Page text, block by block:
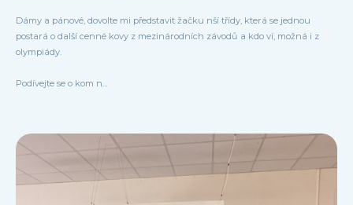
Dámy a pánové, dovolte mi představit žačku nší třídy, která se jednou
postará o další cenné kovy z mezinárodních závodů a kdo ví, možná i z
olympiády.
Podívejte se o kom n...